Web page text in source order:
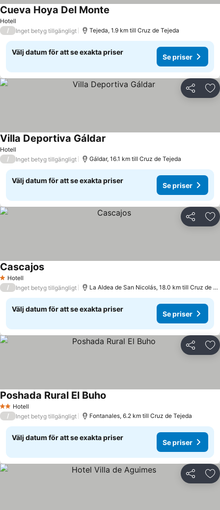
Hotell
Cueva Hoya Del Monte
/ Inget betyg tillgängligt Tejeda, 1.9 km till Cruz de Tejeda
Välj datum för att se exakta priser
Se priser
Dela
Hotell
Villa Deportiva Gáldar
/ Inget betyg tillgängligt Gáldar, 16.1 km till Cruz de Tejeda
Välj datum för att se exakta priser
Se priser
Dela
1 Stjärnor
Hotell
Cascajos
/ Inget betyg tillgängligt La Aldea de San Nicolás, 18.0 km till Cruz de Tejeda
Välj datum för att se exakta priser
Se priser
Dela
2 Stjärnor
Hotell
Poshada Rural El Buho
/ Inget betyg tillgängligt Fontanales, 6.2 km till Cruz de Tejeda
Välj datum för att se exakta priser
Se priser
Dela